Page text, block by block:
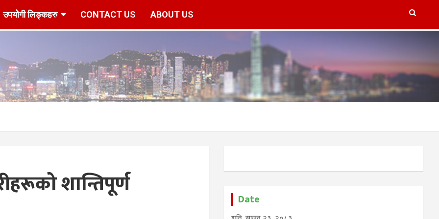
www/vhosts/hknepal.com/httpdocs/deshbidesh/wp-content/plugins/refresh-post-page-wud/refresh-post-page-wud.php
उपयोगी लिङ्कहरु CONTACT US ABOUT US
शान्तिपूर्ण Date